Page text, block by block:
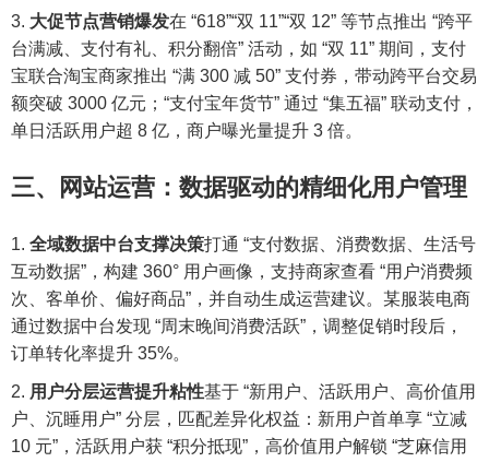
大促节点营销爆发在 “618”“双 11”“双 12” 等节点推出 “跨平
台满减、支付有礼、积分翻倍” 活动，如 “双 11” 期间，支付
宝联合淘宝商家推出 “满 300 减 50” 支付券，带动跨平台交易
额突破 3000 亿元；“支付宝年货节” 通过 “集五福” 联动支付，
单日活跃用户超 8 亿，商户曝光量提升 3 倍。
三、网站运营：数据驱动的精细化用户管理
全域数据中台支撑决策打通 “支付数据、消费数据、生活号
互动数据”，构建 360° 用户画像，支持商家查看 “用户消费频
次、客单价、偏好商品”，并自动生成运营建议。某服装电商
通过数据中台发现 “周末晚间消费活跃”，调整促销时段后，
订单转化率提升 35%。
用户分层运营提升粘性基于 “新用户、活跃用户、高价值用
户、沉睡用户” 分层，匹配差异化权益：新用户首单享 “立减
10 元”，活跃用户获 “积分抵现”，高价值用户解锁 “芝麻信用